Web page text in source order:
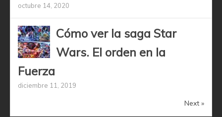
octubre 14, 2020
Cómo ver la saga Star
Wars. El orden en la
Fuerza
diciembre 11, 2019
Next »